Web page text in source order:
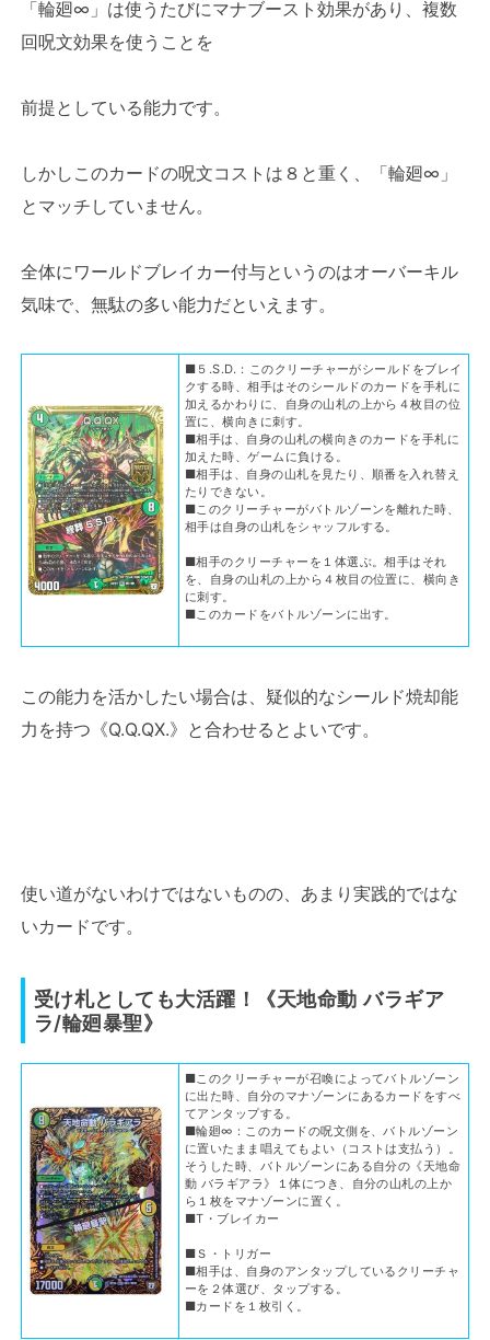
「輪廻∞」は使うたびにマナブースト効果があり、複数
回呪文効果を使うことを
前提としている能力です。
しかしこのカードの呪文コストは８と重く、「輪廻∞」
とマッチしていません。
全体にワールドブレイカー付与というのはオーバーキル
気味で、無駄の多い能力だといえます。
■５.S.D.：このクリーチャーがシールドをブレイ
クする時、相手はそのシールドのカードを手札に
加えるかわりに、自身の山札の上から４枚目の位
置に、横向きに刺す。
■相手は、自身の山札の横向きのカードを手札に
加えた時、ゲームに負ける。
■相手は、自身の山札を見たり、順番を入れ替え
たりできない。
■このクリーチャーがバトルゾーンを離れた時、
相手は自身の山札をシャッフルする。
■相手のクリーチャーを１体選ぶ。相手はそれ
を、自身の山札の上から４枚目の位置に、横向き
に刺す。
■このカードをバトルゾーンに出す。
この能力を活かしたい場合は、疑似的なシールド焼却能
力を持つ《Q.Q.QX.》と合わせるとよいです。
使い道がないわけではないものの、あまり実践的ではな
いカードです。
受け札としても大活躍！《天地命動 バラギア
ラ/輪廻暴聖》
■このクリーチャーが召喚によってバトルゾーン
に出た時、自分のマナゾーンにあるカードをすべ
てアンタップする。
■輪廻∞：このカードの呪文側を、バトルゾーン
に置いたまま唱えてもよい（コストは支払う）。
そうした時、バトルゾーンにある自分の《天地命
動 バラギアラ》１体につき、自分の山札の上か
ら１枚をマナゾーンに置く。
■T・ブレイカー
■Ｓ・トリガー
■相手は、自身のアンタップしているクリーチャ
ーを２体選び、タップする。
■カードを１枚引く。